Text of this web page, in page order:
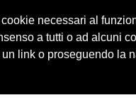
necessari al
a tutti o ad alcuni
link o proseguendo la